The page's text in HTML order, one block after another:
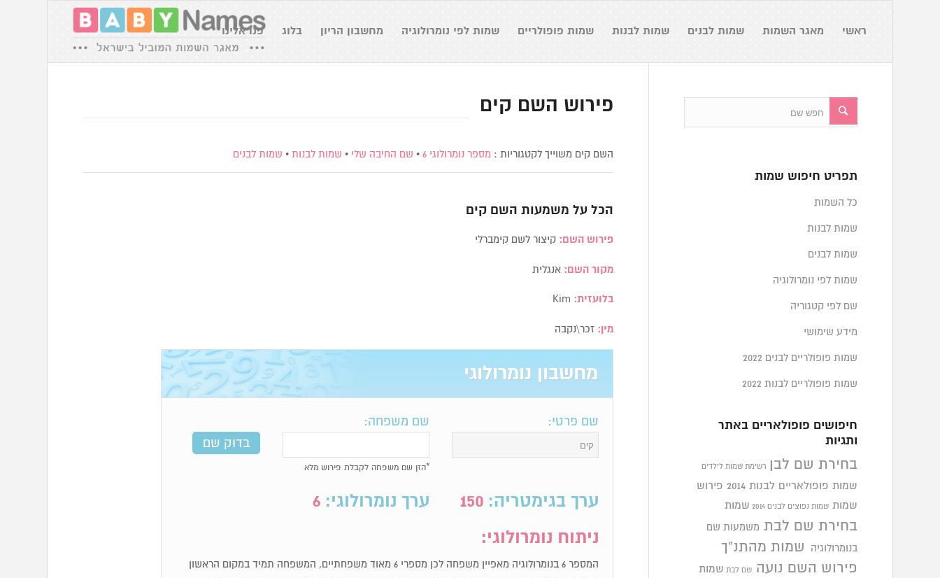
ראשי מאגר השמות שמות לבנים שמות לבנות שמות פופולריים שמות לפי נומרולוגיה מחשבון הריון בלוג פנו אלינו
פירוש השם קים
השם קים משוייך לקטגוריות : מספר נומרולוגי 6 • שם החיבה שלי • שמות לבנות • שמות לבנים
הכל על משמעות השםקים
פירוש השם: קיצור לשם קימברלי
מקור השם: אנגלית
בלועזית:
מין: זכר\נקבה
מחשבון נומרולוגי
שם פרטי: שם משפחה:
*הזן שם משפחה לקבלת פירוש מלא
ערך בגימטריה: 150 ערך נומרולוגי: 6
ניתוח נומרולוגי:
המספר 6 בנומרולוגיה מאפיין משפחה לכן מספרי 6 מאוד משפחתיים, המשפחה תמיד במקום הראשון
תפריט חיפוש שמות
כל השמות
שמות לבנות
שמות לבנים
שמות לפי נומרולוגיה
שם לפי קטגוריה
מידע שימושי
שמות פופולריים לבנים 2022
שמות פופולריים לבנות 2022
חיפושים פופולאריים באתר
ותגיות
בחירת שם לבן רשימת שמות לילדים
שמות פופולאריים לבנות 2014 פירוש
שמות שמות נפוצים לבנים 2014 שמות
בחירת שם לבת משמעות שם
בנומרולוגיה
שמות מהתנ"ך
פירוש השם נועה
שם לבת שמות